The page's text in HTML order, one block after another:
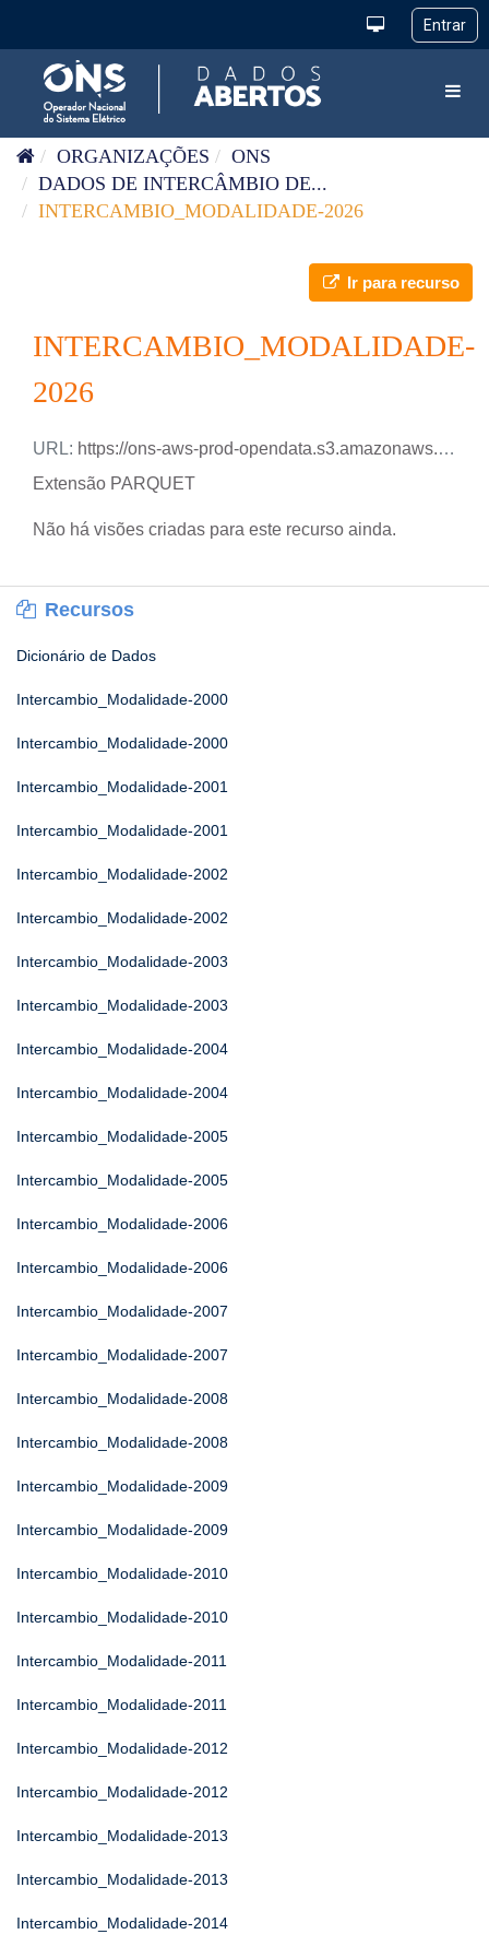
ORGANIZAÇÕES
ONS
DADOS DE INTERCÂMBIO DE...
INTERCAMBIO_MODALIDADE-2026
Ir para recurso
INTERCAMBIO_MODALIDADE-
2026
URL: https://ons-aws-prod-opendata.s3.amazonaws.com/dataset/intercambio_modalidade_ho/INTERCAMBIO_ENERGIA_MODALIDADE_2026.parquet
Extensão PARQUET
Não há visões criadas para este recurso ainda.
Recursos
Dicionário de Dados
Intercambio_Modalidade-2000
Intercambio_Modalidade-2000
Intercambio_Modalidade-2001
Intercambio_Modalidade-2001
Intercambio_Modalidade-2002
Intercambio_Modalidade-2002
Intercambio_Modalidade-2003
Intercambio_Modalidade-2003
Intercambio_Modalidade-2004
Intercambio_Modalidade-2004
Intercambio_Modalidade-2005
Intercambio_Modalidade-2005
Intercambio_Modalidade-2006
Intercambio_Modalidade-2006
Intercambio_Modalidade-2007
Intercambio_Modalidade-2007
Intercambio_Modalidade-2008
Intercambio_Modalidade-2008
Intercambio_Modalidade-2009
Intercambio_Modalidade-2009
Intercambio_Modalidade-2010
Intercambio_Modalidade-2010
Intercambio_Modalidade-2011
Intercambio_Modalidade-2011
Intercambio_Modalidade-2012
Intercambio_Modalidade-2012
Intercambio_Modalidade-2013
Intercambio_Modalidade-2013
Intercambio_Modalidade-2014